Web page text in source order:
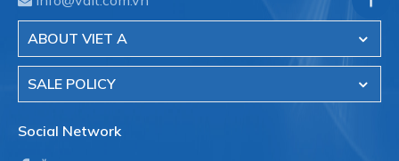
ABOUT VIET A
SALE POLICY
Social Network